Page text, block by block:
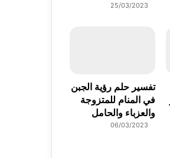
25/03/2023
تفسير حلم رؤية الجبن
في المنام للمتزوجة
والعزباء والحامل
06/03/2023